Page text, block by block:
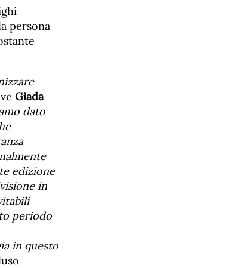
persona
Giada
dato
edizione
in
periodo
in questo